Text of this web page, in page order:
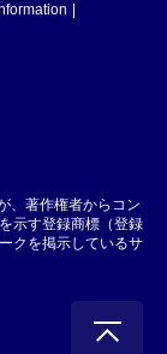
、著作権者からコン
示す登録商標（登録
クを掲示しているサ